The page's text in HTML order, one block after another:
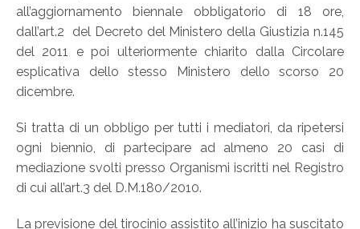
all’aggiornamento biennale obbligatorio di 18 ore,
dall’art.2 del Decreto del Ministero della Giustizia n.145
del 2011 e poi ulteriormente chiarito dalla Circolare
esplicativa dello stesso Ministero dello scorso 20
dicembre.
Si tratta di un obbligo per tutti i mediatori, da ripetersi
ogni biennio, di partecipare ad almeno 20 casi di
mediazione svolti presso Organismi iscritti nel Registro
di cui all’art.3 del D.M.180/2010.
La previsione del tirocinio assistito all’inizio ha suscitato